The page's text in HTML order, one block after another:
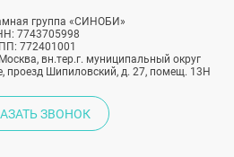
группа «СИНОБИ»
7743705998
772401001
вн.тер.г. муниципальный округ
проезд Шипиловский, д. 27, помещ. 13Н
ЗВОНОК